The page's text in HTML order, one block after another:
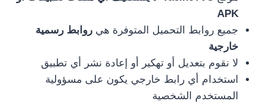
APK
جميع روابط التحميل المتوفرة هي روابط رسمية
خارجية
لا نقوم بتعديل أو تهكير أو إعادة نشر أي تطبيق
استخدام أي رابط خارجي يكون على مسؤولية
المستخدم الشخصية